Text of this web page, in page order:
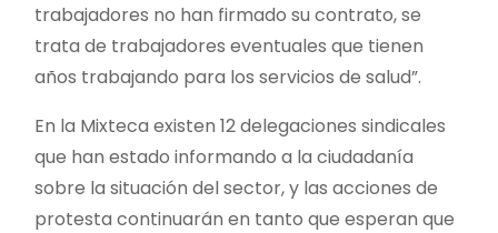
trabajadores no han firmado su contrato, se
trata de trabajadores eventuales que tienen
años trabajando para los servicios de salud”.
En la Mixteca existen 12 delegaciones sindicales
que han estado informando a la ciudadanía
sobre la situación del sector, y las acciones de
protesta continuarán en tanto que esperan que